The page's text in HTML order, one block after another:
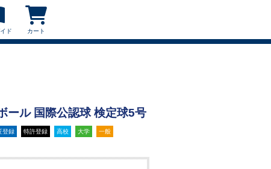
ド カート
ール 国際公認球 検定球5号
登録 特許登録 高校 大学 一般